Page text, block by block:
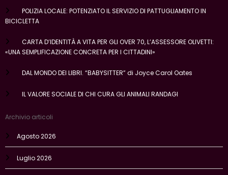
POLIZIA LOCALE: POTENZIATO IL SERVIZIO DI PATTUGLIAMENTO IN
BICICLETTA
CARTA D’IDENTITÀ A VITA PER GLI OVER 70, L’ASSESSORE OLIVETTI:
«UNA SEMPLIFICAZIONE CONCRETA PER I CITTADINI»
DAL MONDO DEI LIBRI. “BABYSITTER” di Joyce Carol Oates
IL VALORE SOCIALE DI CHI CURA GLI ANIMALI RANDAGI
Archivio articoli
Agosto 2026
Luglio 2026